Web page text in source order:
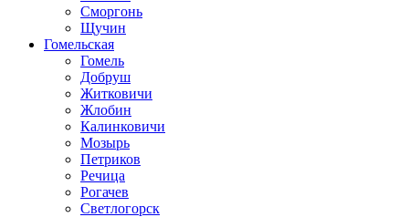
Сморгонь
Щучин
Гомельская
Гомель
Добруш
Житковичи
Жлобин
Калинковичи
Мозырь
Петриков
Речица
Рогачев
Светлогорск